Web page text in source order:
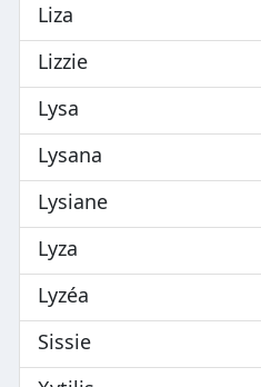
Liza
Lizzie
Lysa
Lysana
Lysiane
Lyza
Lyzéa
Sissie